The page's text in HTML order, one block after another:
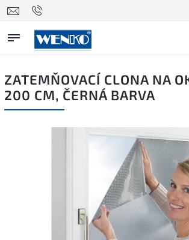
ZATEMŇOVACÍ CLONA NA
200 CM, ČERNÁ BARVA